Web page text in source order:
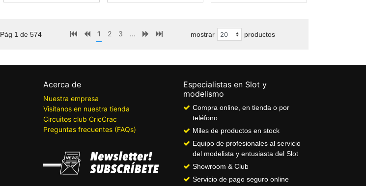
Pág 1 de 574 1 2 3 ... mostrar productos
Acerca de
Nuestra empresa
Visítanos en nuestra tienda
Circuitos club CricCrac
Preguntas frecuentes (FAQs)
Especialistas en Slot y
modelismo
Compra online, en tienda o por
teléfono
Miles de productos en stock
Equipo de profesionales al servicio
del modelista y entusiasta del Slot
Showroom & Club
Servicio de pago seguro online